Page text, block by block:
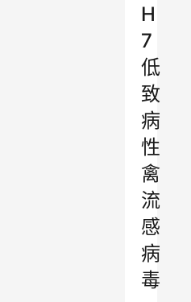
H
7
低
致
病
性
禽
流
感
病
毒